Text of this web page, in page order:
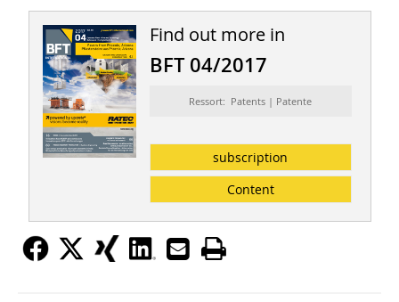
Find out more in
BFT 04/2017
Ressort: Patents | Patente
subscription
Content